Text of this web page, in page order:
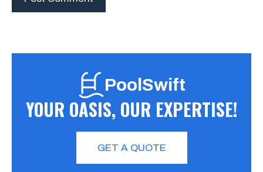
PoolSwift
YOUR OASIS, OUR EXPERTISE!
GET A QUOTE